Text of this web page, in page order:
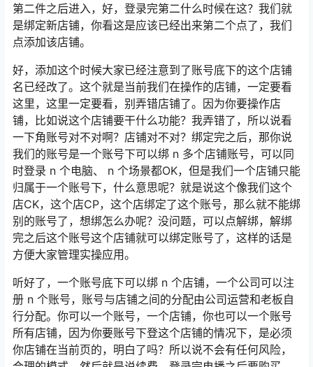
第二件之后进入，好，登录完第二什么时候在这？我们就
是绑定新店铺，你看这是应该已经出来第二个点了，我们
点添加该店铺。
好，添加这个时候大家已经注意到了账号底下的这个店铺
名已经改了。这个就是当前我们在操作的店铺，一定要看
这里，这里一定要看，别弄错店铺了。因为你要操作店
铺，比如说这个店铺要干什么功能？我弄错了，所以说看
一下角账号对不对啊？店铺对不对？绑定完之后，那你说
我们的账号是一个账号下可以绑 n 多个店铺账号，可以同
时登录 n 个电脑、 n 个场景都OK，但是我们一个店铺只能
归属于一个账号下，什么意思呢？就是说这个像我们这个
店CK，这个店CP，这个店绑定了这个账号，那么就不能绑
别的账号了，想绑怎么办呢？没问题，可以点解绑，解绑
完之后这个账号这个店铺就可以绑定账号了，这样的话是
方便大家管理实操应用。
听好了，一个账号底下可以绑 n 个店铺，一个公司可以注
册 n 个账号，账号与店铺之间的分配由公司运营和老板自
行分配。你可以一个账号，一个店铺，你也可以一个账号
所有店铺，因为你要账号下登这个店铺的情况下，是必须
你店铺在当前页的，明白了吗？所以说不会有任何风险，